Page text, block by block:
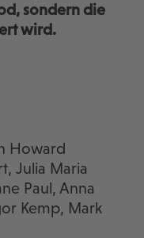
sondern die
wird.
Howard
Julia Maria
Paul, Anna
Kemp, Mark